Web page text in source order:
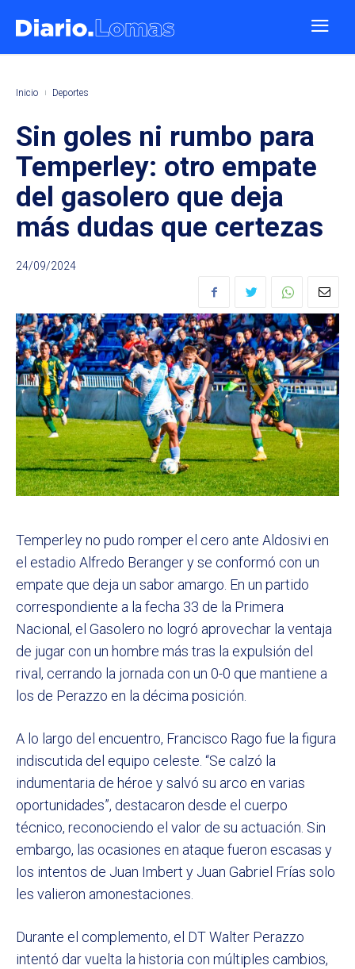
Inicio Deportes
Sin goles ni rumbo para
Temperley: otro empate
del gasolero que deja
más dudas que certezas
24/09/2024
Temperley no pudo romper el cero ante Aldosivi en
el estadio Alfredo Beranger y se conformó con un
empate que deja un sabor amargo. En un partido
correspondiente a la fecha 33 de la Primera
Nacional, el Gasolero no logró aprovechar la ventaja
de jugar con un hombre más tras la expulsión del
rival, cerrando la jornada con un 0-0 que mantiene a
los de Perazzo en la décima posición.
A lo largo del encuentro, Francisco Rago fue la figura
indiscutida del equipo celeste. “Se calzó la
indumentaria de héroe y salvó su arco en varias
oportunidades”, destacaron desde el cuerpo
técnico, reconociendo el valor de su actuación. Sin
embargo, las ocasiones en ataque fueron escasas y
los intentos de Juan Imbert y Juan Gabriel Frías solo
les valieron amonestaciones.
Durante el complemento, el DT Walter Perazzo
intentó dar vuelta la historia con múltiples cambios,